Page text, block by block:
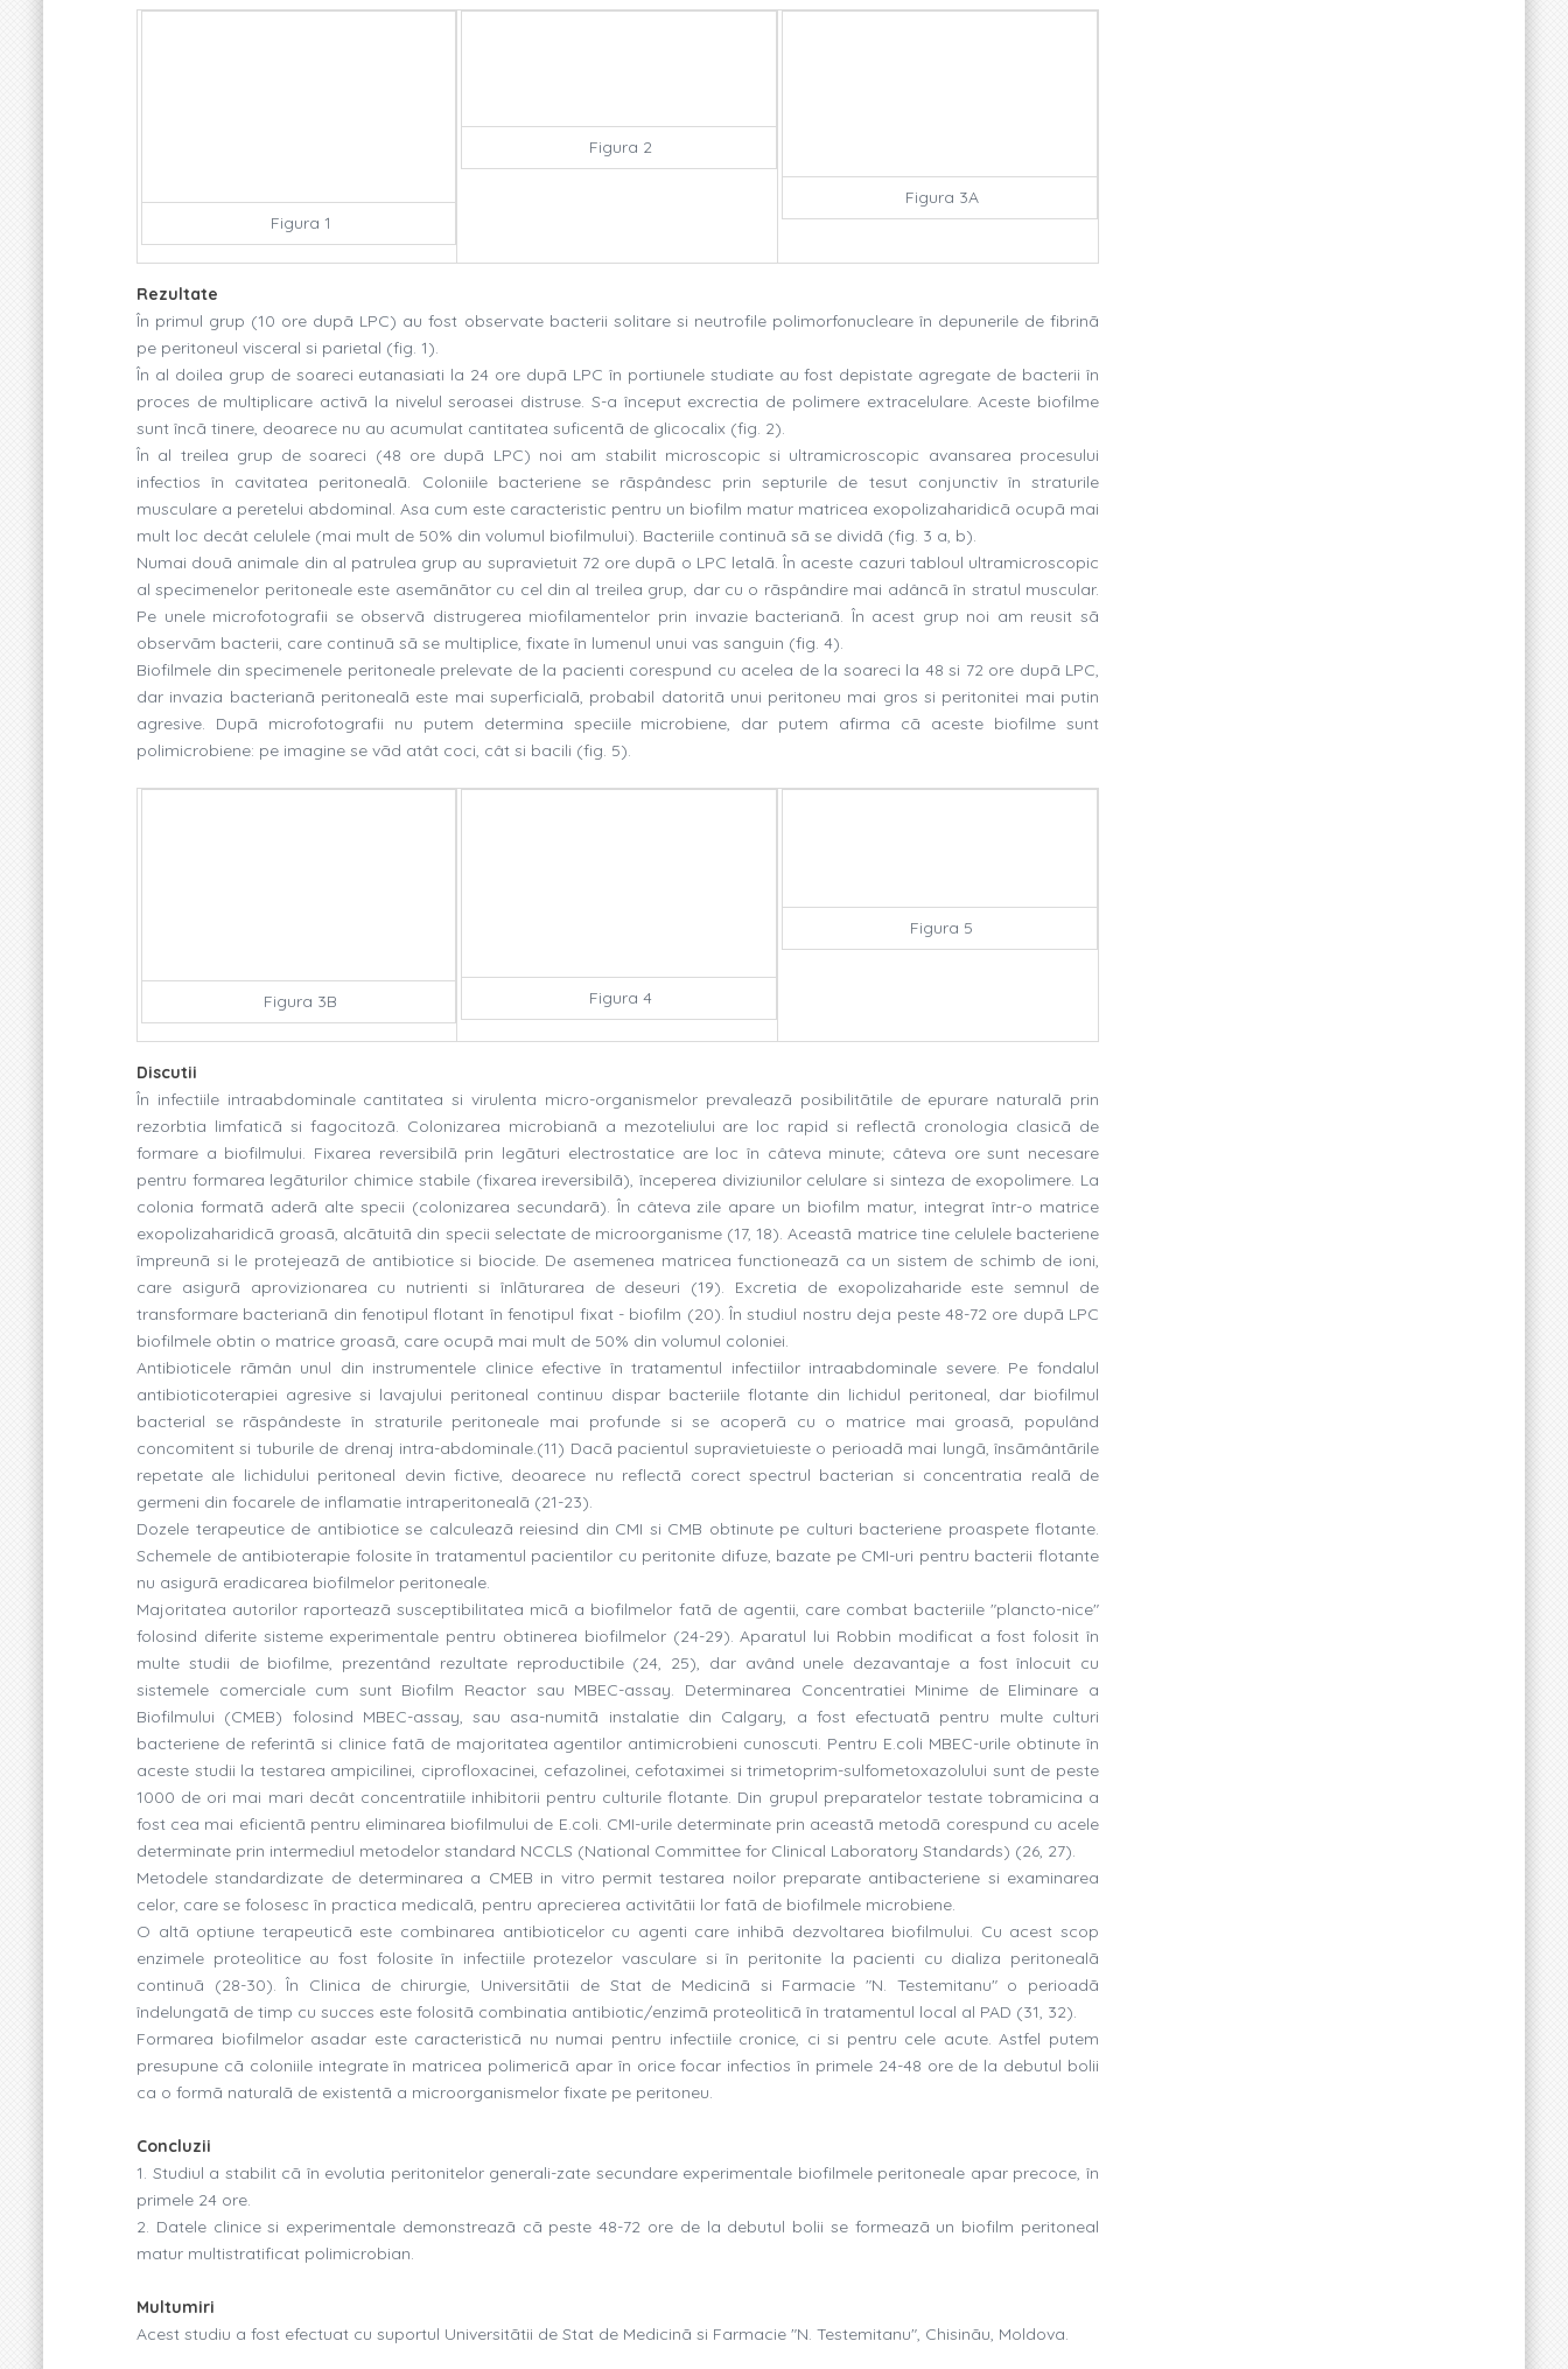
Figura 1
Figura 2
Figura 3A
Rezultate
În primul grup (10 ore dupã LPC) au fost observate bacterii solitare si neutrofile polimorfonucleare în depunerile de fibrinã
pe peritoneul visceral si parietal (fig. 1).
În al doilea grup de soareci eutanasiati la 24 ore dupã LPC în portiunele studiate au fost depistate agregate de bacterii în
proces de multiplicare activã la nivelul seroasei distruse. S-a început excrectia de polimere extracelulare. Aceste biofilme
sunt încã tinere, deoarece nu au acumulat cantitatea suficentã de glicocalix (fig. 2).
În al treilea grup de soareci (48 ore dupã LPC) noi am stabilit microscopic si ultramicroscopic avansarea procesului
infectios în cavitatea peritonealã. Coloniile bacteriene se rãspândesc prin septurile de tesut conjunctiv în straturile
musculare a peretelui abdominal. Asa cum este caracteristic pentru un biofilm matur matricea exopolizaharidicã ocupã mai
mult loc decât celulele (mai mult de 50% din volumul biofilmului). Bacteriile continuã sã se dividã (fig. 3 a, b).
Numai douã animale din al patrulea grup au supravietuit 72 ore dupã o LPC letalã. În aceste cazuri tabloul ultramicroscopic
al specimenelor peritoneale este asemãnãtor cu cel din al treilea grup, dar cu o rãspândire mai adâncã în stratul muscular.
Pe unele microfotografii se observã distrugerea miofilamentelor prin invazie bacterianã. În acest grup noi am reusit sã
observãm bacterii, care continuã sã se multiplice, fixate în lumenul unui vas sanguin (fig. 4).
Biofilmele din specimenele peritoneale prelevate de la pacienti corespund cu acelea de la soareci la 48 si 72 ore dupã LPC,
dar invazia bacterianã peritonealã este mai superficialã, probabil datoritã unui peritoneu mai gros si peritonitei mai putin
agresive. Dupã microfotografii nu putem determina speciile microbiene, dar putem afirma cã aceste biofilme sunt
polimicrobiene: pe imagine se vãd atât coci, cât si bacili (fig. 5).
Figura 3B Figura 4
Figura 5
Discutii
În infectiile intraabdominale cantitatea si virulenta micro-organismelor prevaleazã posibilitãtile de epurare naturalã prin
rezorbtia limfaticã si fagocitozã. Colonizarea microbianã a mezoteliului are loc rapid si reflectã cronologia clasicã de
formare a biofilmului. Fixarea reversibilã prin legãturi electrostatice are loc în câteva minute; câteva ore sunt necesare
pentru formarea legãturilor chimice stabile (fixarea ireversibilã), începerea diviziunilor celulare si sinteza de exopolimere. La
colonia formatã aderã alte specii (colonizarea secundarã). În câteva zile apare un biofilm matur, integrat într-o matrice
exopolizaharidicã groasã, alcãtuitã din specii selectate de microorganisme (17, 18). Aceastã matrice tine celulele bacteriene
împreunã si le protejeazã de antibiotice si biocide. De asemenea matricea functioneazã ca un sistem de schimb de ioni,
care asigurã aprovizionarea cu nutrienti si înlãturarea de deseuri (19). Excretia de exopolizaharide este semnul de
transformare bacterianã din fenotipul flotant în fenotipul fixat - biofilm (20). În studiul nostru deja peste 48-72 ore dupã LPC
biofilmele obtin o matrice groasã, care ocupã mai mult de 50% din volumul coloniei.
Antibioticele rãmân unul din instrumentele clinice efective în tratamentul infectiilor intraabdominale severe. Pe fondalul
antibioticoterapiei agresive si lavajului peritoneal continuu dispar bacteriile flotante din lichidul peritoneal, dar biofilmul
bacterial se rãspândeste în straturile peritoneale mai profunde si se acoperã cu o matrice mai groasã, populând
concomitent si tuburile de drenaj intra-abdominale.(11) Dacã pacientul supravietuieste o perioadã mai lungã, însãmântãrile
repetate ale lichidului peritoneal devin fictive, deoarece nu reflectã corect spectrul bacterian si concentratia realã de
germeni din focarele de inflamatie intraperitonealã (21-23).
Dozele terapeutice de antibiotice se calculeazã reiesind din CMI si CMB obtinute pe culturi bacteriene proaspete flotante.
Schemele de antibioterapie folosite în tratamentul pacientilor cu peritonite difuze, bazate pe CMI-uri pentru bacterii flotante
nu asigurã eradicarea biofilmelor peritoneale.
Majoritatea autorilor raporteazã susceptibilitatea micã a biofilmelor fatã de agentii, care combat bacteriile "plancto-nice"
folosind diferite sisteme experimentale pentru obtinerea biofilmelor (24-29). Aparatul lui Robbin modificat a fost folosit în
multe studii de biofilme, prezentând rezultate reproductibile (24, 25), dar având unele dezavantaje a fost înlocuit cu
sistemele comerciale cum sunt Biofilm Reactor sau MBEC-assay. Determinarea Concentratiei Minime de Eliminare a
Biofilmului (CMEB) folosind MBEC-assay, sau asa-numitã instalatie din Calgary, a fost efectuatã pentru multe culturi
bacteriene de referintã si clinice fatã de majoritatea agentilor antimicrobieni cunoscuti. Pentru E.coli MBEC-urile obtinute în
aceste studii la testarea ampicilinei, ciprofloxacinei, cefazolinei, cefotaximei si trimetoprim-sulfometoxazolului sunt de peste
1000 de ori mai mari decât concentratiile inhibitorii pentru culturile flotante. Din grupul preparatelor testate tobramicina a
fost cea mai eficientã pentru eliminarea biofilmului de E.coli. CMI-urile determinate prin aceastã metodã corespund cu acele
determinate prin intermediul metodelor standard NCCLS (National Committee for Clinical Laboratory Standards) (26, 27).
Metodele standardizate de determinarea a CMEB in vitro permit testarea noilor preparate antibacteriene si examinarea
celor, care se folosesc în practica medicalã, pentru aprecierea activitãtii lor fatã de biofilmele microbiene.
O altã optiune terapeuticã este combinarea antibioticelor cu agenti care inhibã dezvoltarea biofilmului. Cu acest scop
enzimele proteolitice au fost folosite în infectiile protezelor vasculare si în peritonite la pacienti cu dializa peritonealã
continuã (28-30). În Clinica de chirurgie, Universitãtii de Stat de Medicinã si Farmacie "N. Testemitanu" o perioadã
îndelungatã de timp cu succes este folositã combinatia antibiotic/enzimã proteoliticã în tratamentul local al PAD (31, 32).
Formarea biofilmelor asadar este caracteristicã nu numai pentru infectiile cronice, ci si pentru cele acute. Astfel putem
presupune cã coloniile integrate în matricea polimericã apar în orice focar infectios în primele 24-48 ore de la debutul bolii
ca o formã naturalã de existentã a microorganismelor fixate pe peritoneu.
Concluzii
1. Studiul a stabilit cã în evolutia peritonitelor generali-zate secundare experimentale biofilmele peritoneale apar precoce, în
primele 24 ore.
2. Datele clinice si experimentale demonstreazã cã peste 48-72 ore de la debutul bolii se formeazã un biofilm peritoneal
matur multistratificat polimicrobian.
Multumiri
Acest studiu a fost efectuat cu suportul Universitãtii de Stat de Medicinã si Farmacie "N. Testemitanu", Chisinãu, Moldova.